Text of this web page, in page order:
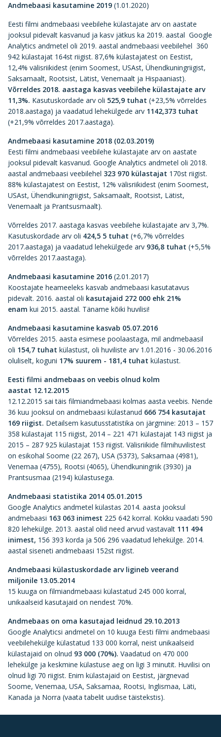
Andmebaasi kasutamine 2019 (1.01.2020)
Eesti filmi andmebaasi veebilehe külastajate arv on aastate
jooksul pidevalt kasvanud ja kasv jätkus ka 2019. aastal Google
Analytics andmetel oli 2019. aastal andmebaasi veebilehel 360
942 külastajat 164st riigist. 87,6% külastajatest on Eestist,
12,4% välisriikidest (enim Soomest, USAst, Ühendkuningriigist,
Saksamaalt, Rootsist, Lätist, Venemaalt ja Hispaaniast).
Võrreldes 2018. aastaga kasvas veebilehe külastajate arv
11,3%. Kasutuskordade arv oli 525,9 tuhat (+23,5% võrreldes
2018.aastaga) ja vaadatud lehekülgede arv 1142,373 tuhat
(+21,9% võrreldes 2017.aastaga).
Andmebaasi kasutamine 2018 (02.03.2019)
Eesti filmi andmebaasi veebilehe külastajate arv on aastate
jooksul pidevalt kasvanud. Google Analytics andmetel oli 2018.
aastal andmebaasi veebilehel 323 970 külastajat 170st riigist.
88% külastajatest on Eestist, 12% välisriikidest (enim Soomest,
USAst, Ühendkuningriigist, Saksamaalt, Rootsist, Lätist,
Venemaalt ja Prantsusmaalt).
Võrreldes 2017. aastaga kasvas veebilehe külastajate arv 3,7%.
Kasutuskordade arv oli 424,5 5 tuhat (+6,7% võrreldes
2017.aastaga) ja vaadatud lehekülgede arv 936,8 tuhat (+5,5%
võrreldes 2017.aastaga).
Andmebaasi kasutamine 2016 (2.01.2017)
Koostajate heameeleks kasvab andmebaasi kasutatavus
pidevalt. 2016. aastal oli kasutajaid 272 000 ehk 21%
enam kui 2015. aastal. Täname kõiki huvilisi!
Andmebaasi kasutamine kasvab 05.07.2016
Võrreldes 2015. aasta esimese poolaastaga, mil andmebaasil
oli 154,7 tuhat külastust, oli huviliste arv 1.01.2016 - 30.06.2016
oluliselt, koguni 17% suurem - 181,4 tuhat külastust.
Eesti filmi andmebaas on veebis olnud kolm
aastat 12.12.2015
12.12.2015 sai täis filmiandmebaasi kolmas aasta veebis. Nende
36 kuu jooksul on andmebaasi külastanud 666 754 kasutajat
169 riigist. Detailsem kasutusstatistika on järgmine: 2013 – 157
358 külastajat 115 riigist, 2014 – 221 471 külastajat 143 riigist ja
2015 – 287 925 külastajat 153 riigist. Välisriikide filmihuvilistest
on esikohal Soome (22 267), USA (5373), Saksamaa (4981),
Venemaa (4755), Rootsi (4065), Ühendkuningriik (3930) ja
Prantsusmaa (2194) külastusega.
Andmebaasi statistika 2014 05.01.2015
Google Analytics andmetel külastas 2014. aasta jooksul
andmebaasi 163 063 inimest 225 642 korral. Kokku vaadati 590
820 lehekülge. 2013. aastal olid need arvud vastavalt 111 494
inimest, 156 393 korda ja 506 296 vaadatud lehekülge. 2014.
aastal siseneti andmebaasi 152st riigist.
Andmebaasi külastuskordade arv ligineb veerand
miljonile 13.05.2014
15 kuuga on filmiandmebaasi külastatud 245 000 korral,
unikaalseid kasutajaid on nendest 70%.
Andmebaas on oma kasutajad leidnud 29.10.2013
Google Analyticsi andmetel on 10 kuuga Eesti filmi andmebaasi
veebilehekülge külastatud 133 000 korral, neist unikaalseid
külastajaid on olnud 93 000 (70%). Vaadatud on 470 000
lehekülge ja keskmine külastuse aeg on ligi 3 minutit. Huvilisi on
olnud ligi 70 riigist. Enim külastajaid on Eestist, järgnevad
Soome, Venemaa, USA, Saksamaa, Rootsi, Inglismaa, Läti,
Kanada ja Norra (vaata tabelit uudise täistekstis).